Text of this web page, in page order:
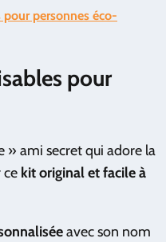
personnes éco-
pour
» ami secret qui adore la
ce kit original et facile à
avec son nom